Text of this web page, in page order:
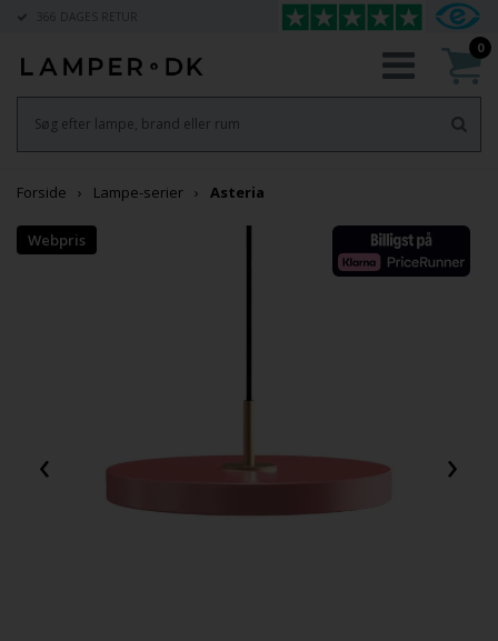
366 DAGES RETUR
0
Forside Lampe-serier Asteria
‹ ›